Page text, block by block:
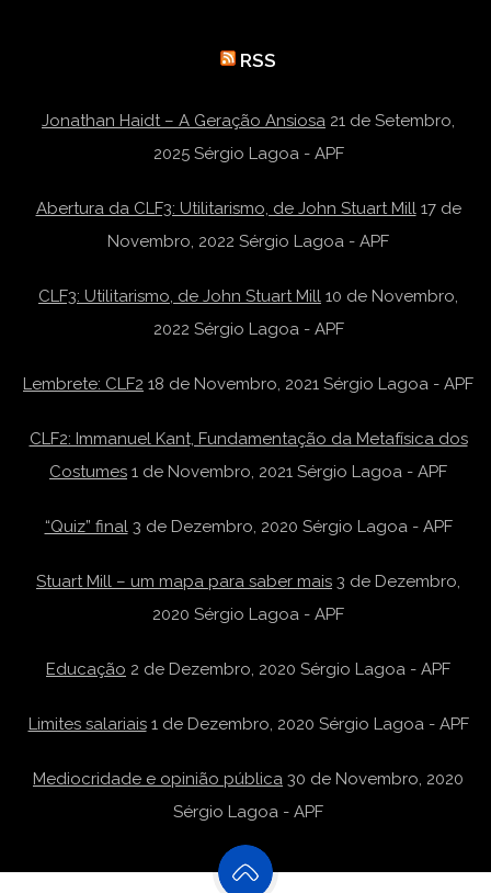
RSS
Jonathan Haidt – A Geração Ansiosa 21 de Setembro,
2025 Sérgio Lagoa - APF
Abertura da CLF3: Utilitarismo, de John Stuart Mill 17 de
Novembro, 2022 Sérgio Lagoa - APF
CLF3: Utilitarismo, de John Stuart Mill 10 de Novembro,
2022 Sérgio Lagoa - APF
Lembrete: CLF2 18 de Novembro, 2021 Sérgio Lagoa - APF
CLF2: Immanuel Kant, Fundamentação da Metafísica dos
Costumes 1 de Novembro, 2021 Sérgio Lagoa - APF
“Quiz” final 3 de Dezembro, 2020 Sérgio Lagoa - APF
Stuart Mill – um mapa para saber mais 3 de Dezembro,
2020 Sérgio Lagoa - APF
Educação 2 de Dezembro, 2020 Sérgio Lagoa - APF
Limites salariais 1 de Dezembro, 2020 Sérgio Lagoa - APF
Mediocridade e opinião pública 30 de Novembro, 2020
Sérgio Lagoa - APF